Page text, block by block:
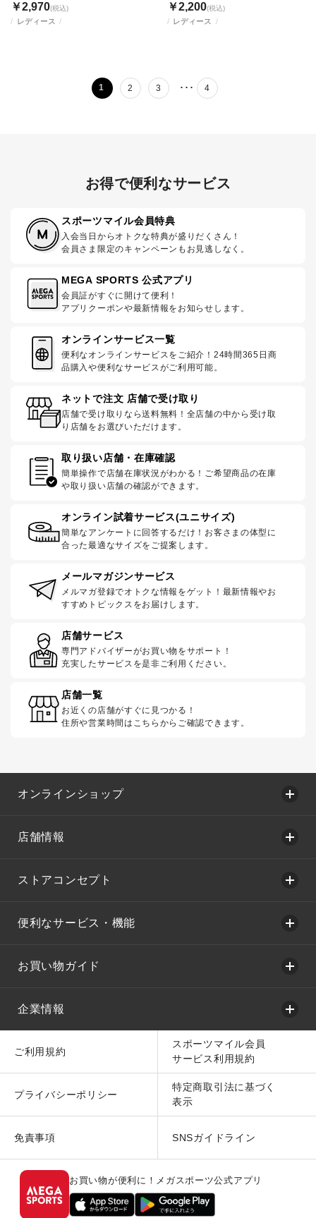
レディース
￥2,970(税込)
レディース
￥2,200(税込)
1 2 3 ･･･ 4
お得で便利なサービス
スポーツマイル会員特典
入会当日からオトクな特典が盛りだくさん！
会員さま限定のキャンペーンもお見逃しなく。
MEGA SPORTS 公式アプリ
会員証がすぐに開けて便利！
アプリクーポンや最新情報をお知らせします。
オンラインサービス一覧
便利なオンラインサービスをご紹介！24時間365日商
品購入や便利なサービスがご利用可能。
ネットで注文 店舗で受け取り
店舗で受け取りなら送料無料！全店舗の中から受け取
り店舗をお選びいただけます。
取り扱い店舗・在庫確認
簡単操作で店舗在庫状況がわかる！ご希望商品の在庫
や取り扱い店舗の確認ができます。
オンライン試着サービス(ユニサイズ)
簡単なアンケートに回答するだけ！お客さまの体型に
合った最適なサイズをご提案します。
メールマガジンサービス
メルマガ登録でオトクな情報をゲット！最新情報やお
すすめトピックスをお届けします。
店舗サービス
専門アドバイザーがお買い物をサポート！
充実したサービスを是非ご利用ください。
店舗一覧
お近くの店舗がすぐに見つかる！
住所や営業時間はこちらからご確認できます。
オンラインショップ
店舗情報
ストアコンセプト
便利なサービス・機能
お買い物ガイド
企業情報
ご利用規約
スポーツマイル会員
サービス利用規約
プライバシーポリシー
特定商取引法に基づく
表示
免責事項 SNSガイドライン
お買い物が便利に！メガスポーツ公式アプリ